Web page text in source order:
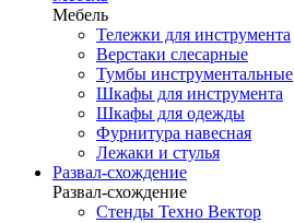
Мебель
Тележки для инструмента
Верстаки слесарные
Тумбы инструментальные
Шкафы для инструмента
Шкафы для одежды
Фурнитура навесная
Лежаки и стулья
Развал-схождение
Развал-схождение
Стенды Техно Вектор